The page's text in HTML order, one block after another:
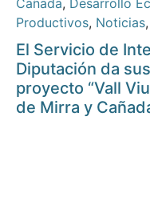
Cañada, Desarrollo
Productivos, Noticias,
El Servicio de
Diputación da
proyecto “Vall
de Mirra y